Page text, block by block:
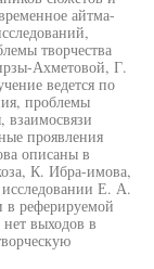
айтма-
творчества
Ахметовой, Г.
ведется по
проблемы
взаимосвязи
проявления
описаны в
К. Ибра-имова,
Е. А.
в реферируемой
выходов в